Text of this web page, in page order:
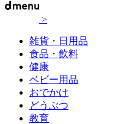
>
雑貨・日用品
食品・飲料
健康
ベビー用品
おでかけ
どうぶつ
教育